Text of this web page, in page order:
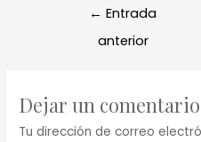
← Entrada
anterior
Dejar un comentario
Tu dirección de correo